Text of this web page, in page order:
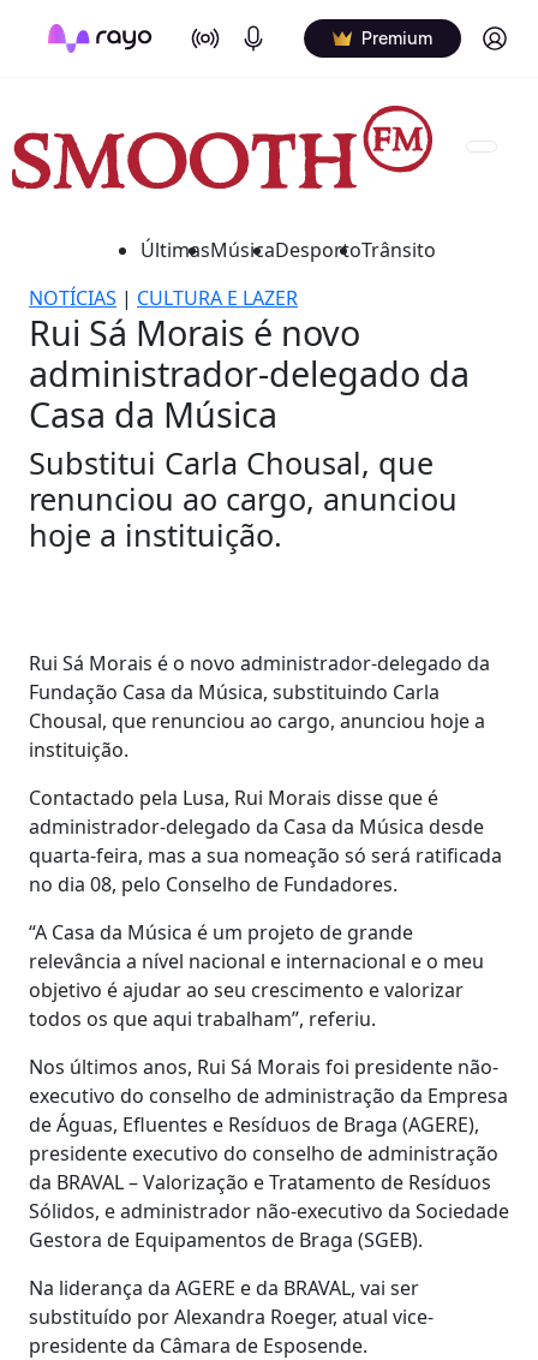
On Air Podcasts Premium Log in
ÚltimasMúsicaDesportoTrânsito
NOTÍCIAS | CULTURA E LAZER
Rui Sá Morais é novo
administrador-delegado da
Casa da Música
Substitui Carla Chousal, que
renunciou ao cargo, anunciou
hoje a instituição.
Rui Sá Morais é o novo administrador-delegado da
Fundação Casa da Música, substituindo Carla
Chousal, que renunciou ao cargo, anunciou hoje a
instituição.
Contactado pela Lusa, Rui Morais disse que é
administrador-delegado da Casa da Música desde
quarta-feira, mas a sua nomeação só será ratificada
no dia 08, pelo Conselho de Fundadores.
“A Casa da Música é um projeto de grande
relevância a nível nacional e internacional e o meu
objetivo é ajudar ao seu crescimento e valorizar
todos os que aqui trabalham”, referiu.
Nos últimos anos, Rui Sá Morais foi presidente não-
executivo do conselho de administração da Empresa
de Águas, Efluentes e Resíduos de Braga (AGERE),
presidente executivo do conselho de administração
da BRAVAL – Valorização e Tratamento de Resíduos
Sólidos, e administrador não-executivo da Sociedade
Gestora de Equipamentos de Braga (SGEB).
Na liderança da AGERE e da BRAVAL, vai ser
substituído por Alexandra Roeger, atual vice-
presidente da Câmara de Esposende.